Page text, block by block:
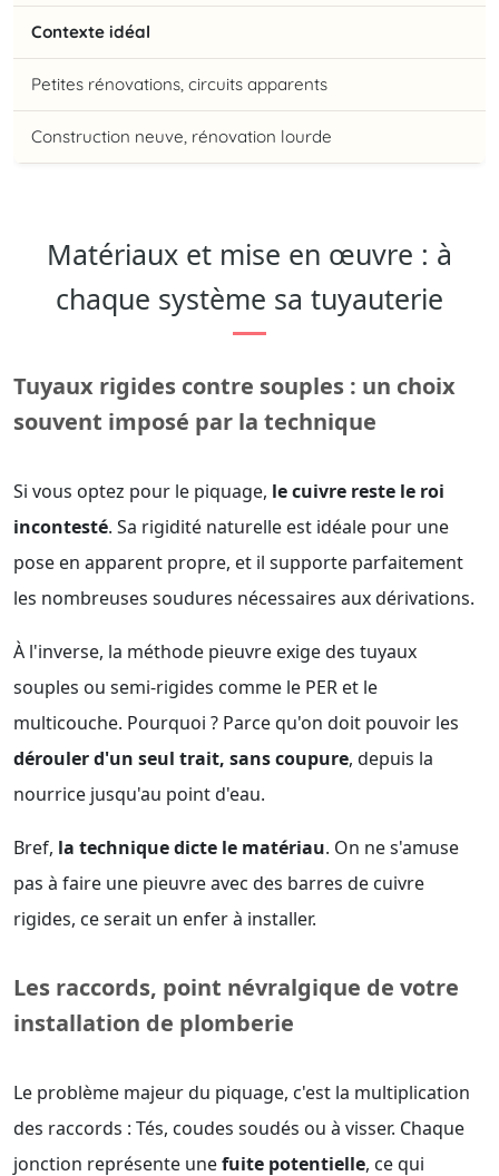
Contexte idéal
Petites rénovations, circuits apparents
Construction neuve, rénovation lourde
Matériaux et mise en œuvre : à
chaque système sa tuyauterie
Tuyaux rigides contre souples : un choix
souvent imposé par la technique
Si vous optez pour le piquage, le cuivre reste le roi
incontesté. Sa rigidité naturelle est idéale pour une
pose en apparent propre, et il supporte parfaitement
les nombreuses soudures nécessaires aux dérivations.
À l'inverse, la méthode pieuvre exige des tuyaux
souples ou semi-rigides comme le PER et le
multicouche. Pourquoi ? Parce qu'on doit pouvoir les
dérouler d'un seul trait, sans coupure, depuis la
nourrice jusqu'au point d'eau.
Bref, la technique dicte le matériau. On ne s'amuse
pas à faire une pieuvre avec des barres de cuivre
rigides, ce serait un enfer à installer.
Les raccords, point névralgique de votre
installation de plomberie
Le problème majeur du piquage, c'est la multiplication
des raccords : Tés, coudes soudés ou à visser. Chaque
jonction représente unefuite potentielle, ce qui